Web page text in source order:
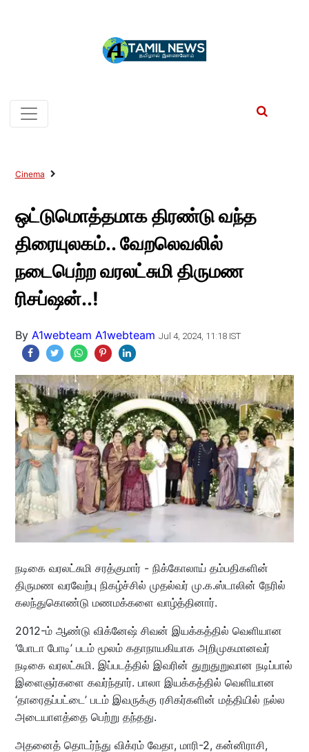
Cinema
ஒட்டுமொத்தமாக திரண்டு வந்த
திரையுலகம்.. வேறலெவலில்
நடைபெற்ற வரலட்சுமி திருமண
ரிசப்ஷன்..!
By A1webteam A1webteam Jul 4, 2024, 11:18 IST
நடிகை வரலட்சுமி சரத்குமார் - நிக்கோலாய் தம்பதிகளின்
திருமண வரவேற்பு நிகழ்ச்சில் முதல்வர் மு.க.ஸ்டாலின் நேரில்
கலந்துகொண்டு மணமக்களை வாழ்த்தினார்.
2012-ம் ஆண்டு விக்னேஷ் சிவன் இயக்கத்தில் வெளியான
‘போடா போடி’ படம் மூலம் கதாநாயகியாக அறிமுகமானவர்
நடிகை வரலட்சுமி. இப்படத்தில் இவரின் துறுதுறுவான நடிப்பால்
இளைஞர்களை கவர்ந்தார். பாலா இயக்கத்தில் வெளியான
‘தாரைதப்பட்டை’ படம் இவருக்கு ரசிகர்களின் மத்தியில் நல்ல
அடையாளத்தை பெற்று தந்தது.
அதனைத் தொடர்ந்து விக்ரம் வேதா, மாரி-2, கன்னிராசி,